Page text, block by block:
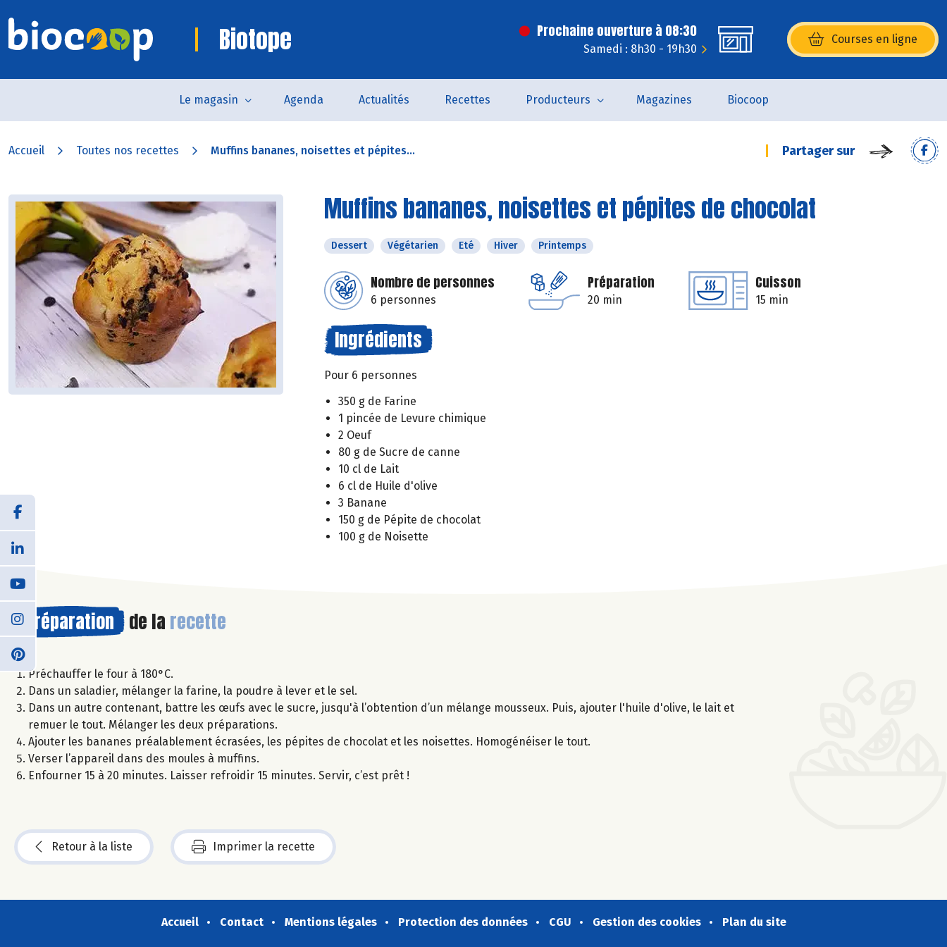
Biotope Prochaine ouverture à 08:30
Samedi : 8h30 - 19h30
Courses en ligne
(s’ouvre dans une nouvelle
Le magasin Agenda Actualités Recettes Producteurs Magazines Biocoop
Accueil Toutes nos recettes Muffins bananes, noisettes et pépites... Partager sur
Muffins bananes, noisettes et pépites de chocolat
Dessert Végétarien Eté Hiver Printemps
Nombre de personnes
6 personnes
Préparation
20 min
Cuisson
15 min
Ingrédients
Pour 6 personnes
350 g de Farine
1 pincée de Levure chimique
2 Oeuf
80 g de Sucre de canne
10 cl de Lait
6 cl de Huile d'olive
3 Banane
150 g de Pépite de chocolat
100 g de Noisette
Préparation de la recette
Préchauffer le four à 180°C.
Dans un saladier, mélanger la farine, la poudre à lever et le sel.
Dans un autre contenant, battre les œufs avec le sucre, jusqu'à l’obtention d’un mélange mousseux. Puis, ajouter l'huile d'olive, le lait et
remuer le tout. Mélanger les deux préparations.
Ajouter les bananes préalablement écrasées, les pépites de chocolat et les noisettes. Homogénéiser le tout.
Verser l’appareil dans des moules à muffins.
Enfourner 15 à 20 minutes. Laisser refroidir 15 minutes. Servir, c’est prêt !
Retour à la liste Imprimer la recette
Accueil Contact Mentions légales Protection des données CGU Gestion des cookies Plan du site